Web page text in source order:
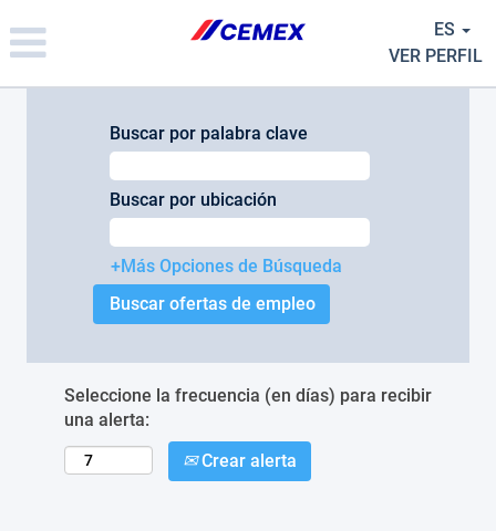
note:
This
ES
VER PERFIL
Buscar por palabra clave
Buscar por ubicación
+Más Opciones de Búsqueda
Seleccione la frecuencia (en días) para recibir
una alerta:
Crear alerta